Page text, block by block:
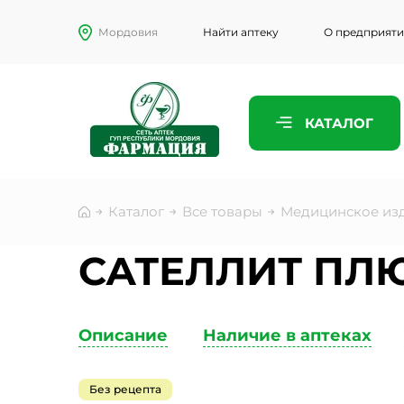
Мордовия Найти аптеку О
КАТАЛОГ
Каталог Все товары Медицинское
САТЕЛЛИТ
Описание Наличие в аптеках
Без рецепта